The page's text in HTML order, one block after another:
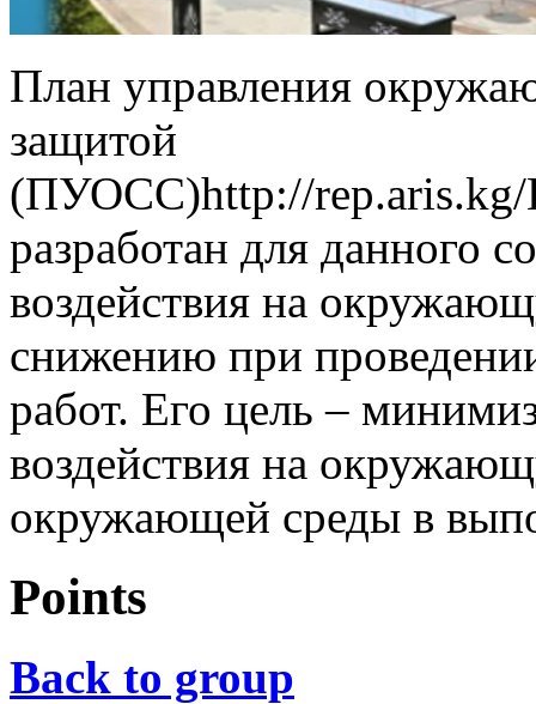
План управления
защитой
(ПУОСС)http://rep.aris.kg/
разработан для данного
воздействия на
снижению при
работ. Его цель –
воздействия на
окружающей среды в
Points
Back to group